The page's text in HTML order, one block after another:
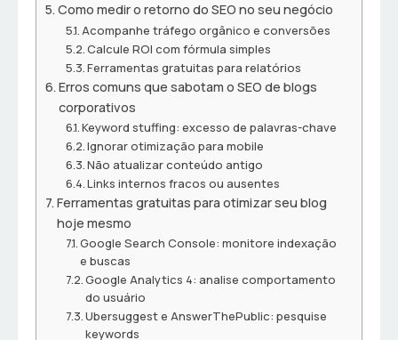
Como medir o retorno do SEO no seu negócio
Acompanhe tráfego orgânico e conversões
Calcule ROI com fórmula simples
Ferramentas gratuitas para relatórios
Erros comuns que sabotam o SEO de blogs
corporativos
Keyword stuffing: excesso de palavras-chave
Ignorar otimização para mobile
Não atualizar conteúdo antigo
Links internos fracos ou ausentes
Ferramentas gratuitas para otimizar seu blog
hoje mesmo
Google Search Console: monitore indexação
e buscas
Google Analytics 4: analise comportamento
do usuário
Ubersuggest e AnswerThePublic: pesquise
keywords